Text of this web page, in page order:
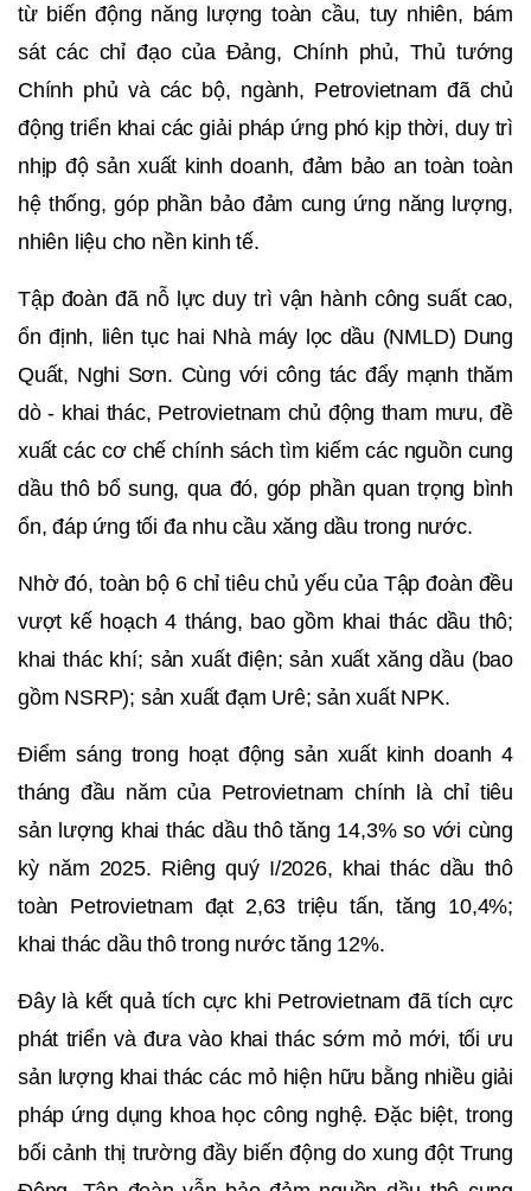
từ biến động năng lượng toàn cầu, tuy nhiên, bám
sát các chỉ đạo của Đảng, Chính phủ, Thủ tướng
Chính phủ và các bộ, ngành, Petrovietnam đã chủ
động triển khai các giải pháp ứng phó kịp thời, duy trì
nhịp độ sản xuất kinh doanh, đảm bảo an toàn toàn
hệ thống, góp phần bảo đảm cung ứng năng lượng,
nhiên liệu cho nền kinh tế.
Tập đoàn đã nỗ lực duy trì vận hành công suất cao,
ổn định, liên tục hai Nhà máy lọc dầu (NMLD) Dung
Quất, Nghi Sơn. Cùng với công tác đẩy mạnh thăm
dò - khai thác, Petrovietnam chủ động tham mưu, đề
xuất các cơ chế chính sách tìm kiếm các nguồn cung
dầu thô bổ sung, qua đó, góp phần quan trọng bình
ổn, đáp ứng tối đa nhu cầu xăng dầu trong nước.
Nhờ đó, toàn bộ 6 chỉ tiêu chủ yếu của Tập đoàn đều
vượt kế hoạch 4 tháng, bao gồm khai thác dầu thô;
khai thác khí; sản xuất điện; sản xuất xăng dầu (bao
gồm NSRP); sản xuất đạm Urê; sản xuất NPK.
Điểm sáng trong hoạt động sản xuất kinh doanh 4
tháng đầu năm của Petrovietnam chính là chỉ tiêu
sản lượng khai thác dầu thô tăng 14,3% so với cùng
kỳ năm 2025. Riêng quý I/2026, khai thác dầu thô
toàn Petrovietnam đạt 2,63 triệu tấn, tăng 10,4%;
khai thác dầu thô trong nước tăng 12%.
Đây là kết quả tích cực khi Petrovietnam đã tích cực
phát triển và đưa vào khai thác sớm mỏ mới, tối ưu
sản lượng khai thác các mỏ hiện hữu bằng nhiều giải
pháp ứng dụng khoa học công nghệ. Đặc biệt, trong
bối cảnh thị trường đầy biến động do xung đột Trung